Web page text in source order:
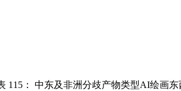
： 中东及非洲分歧产物类型AI绘画